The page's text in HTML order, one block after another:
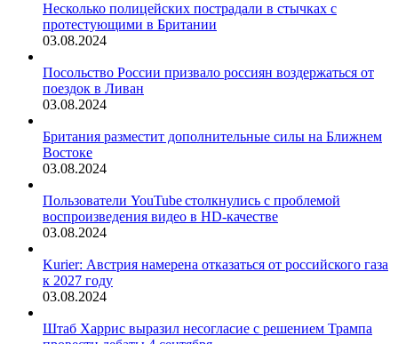
Несколько полицейских пострадали в стычках с
протестующими в Британии
03.08.2024
Посольство России призвало россиян воздержаться от
поездок в Ливан
03.08.2024
Британия разместит дополнительные силы на Ближнем
Востоке
03.08.2024
Пользователи YouTube столкнулись с проблемой
воспроизведения видео в HD-качестве
03.08.2024
Kurier: Австрия намерена отказаться от российского газа
к 2027 году
03.08.2024
Штаб Харрис выразил несогласие с решением Трампа